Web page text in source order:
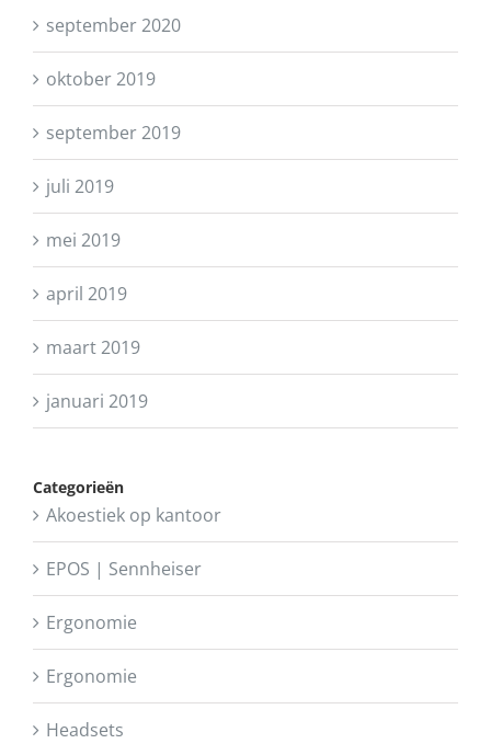
september 2020
oktober 2019
september 2019
juli 2019
mei 2019
april 2019
maart 2019
januari 2019
Categorieën
Akoestiek op kantoor
EPOS | Sennheiser
Ergonomie
Ergonomie
Headsets